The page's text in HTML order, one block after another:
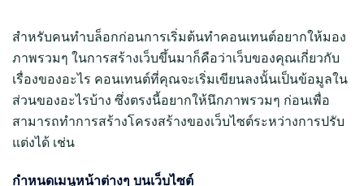
สำหรับคนทำบล็อกก่อนการเริ่มต้นทำคอนเทนต์อยากให้มอง
ภาพรวมๆ ในการสร้างเว็บขึ้นมาก็คือว่าเว็บของคุณเกี่ยวกับ
เรื่องของอะไร คอนเทนต์ที่คุณจะเริ่มเขียนลงนั้นเป็นข้อมูลใน
ส่วนของอะไรบ้าง ซึ่งตรงนี้อยากให้นึกภาพรวมๆ ก่อนเพื่อ
สามารถทำการสร้างโครงสร้างของเว็บไซต์ระหว่างการปรับ
แต่งได้ เช่น
กำหนดเมนูหน้าต่างๆ บนเว็บไซต์